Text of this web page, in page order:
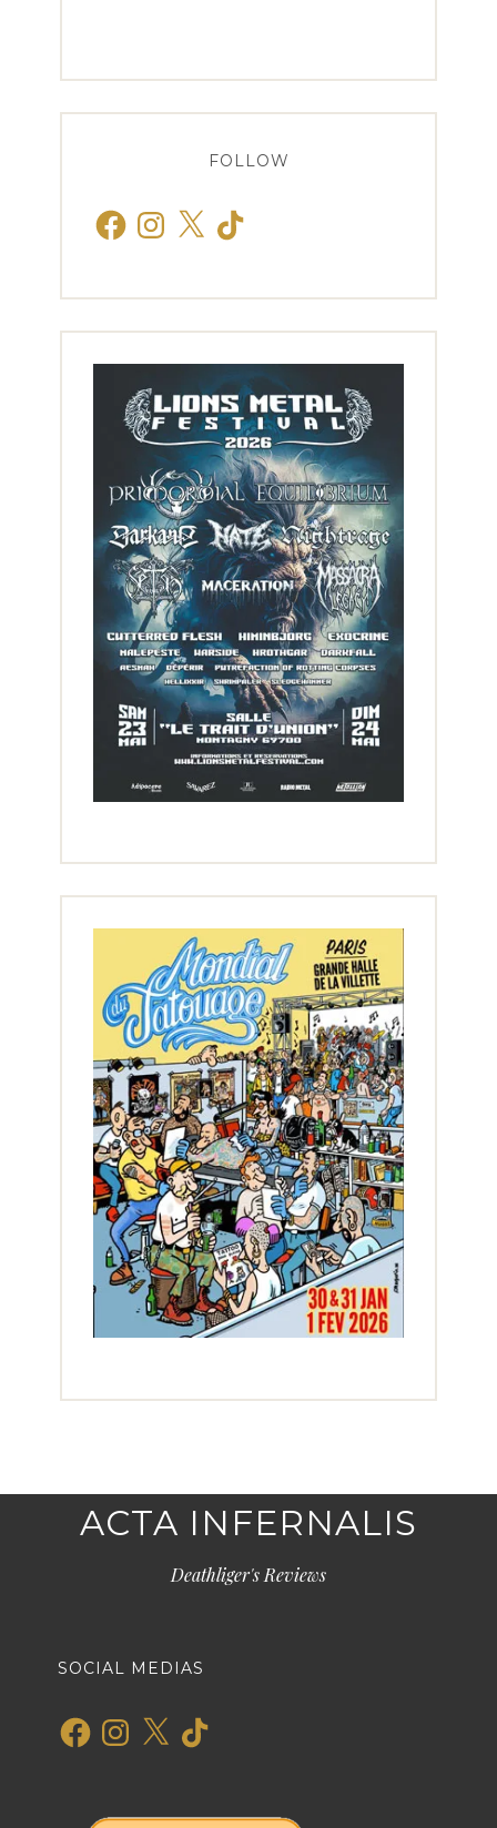
FOLLOW
FacebookInstagram
X TikTok
ACTA INFERNALIS
Deathliger's Reviews
SOCIAL MEDIAS
FacebookInstagram
X TikTok